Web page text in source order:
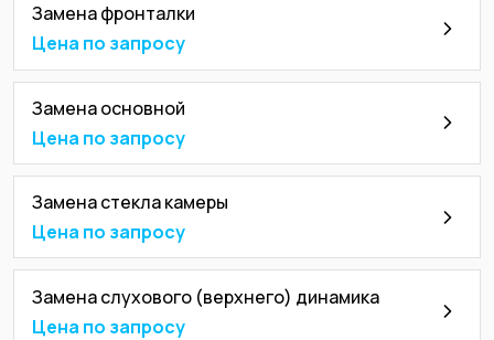
Замена фронталки
Цена по запросу
Замена основной
Цена по запросу
Замена стекла камеры
Цена по запросу
Замена слухового (верхнего) динамика
Цена по запросу